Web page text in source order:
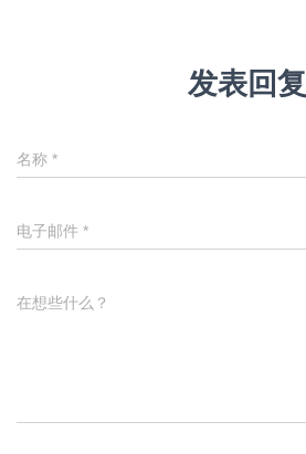
发表回复
名称 *
电子邮件 *
在想些什么？